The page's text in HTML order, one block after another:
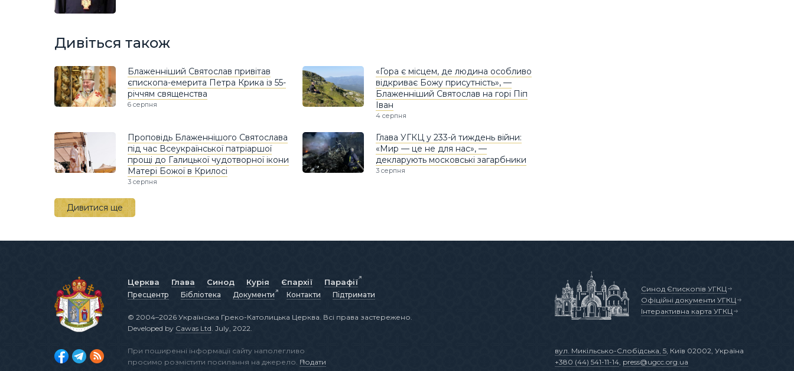
Дивіться також
Блаженніший Святослав привітав
єпископа-емерита Петра Крика із 55-
річчям священства
6 серпня
«Гора є місцем, де людина особливо
відкриває Божу присутність», —
Блаженніший Святослав на горі Піп
Іван
4 серпня
Проповідь Блаженнішого Святослава
під час Всеукраїнської патріаршої
прощі до Галицької чудотворної ікони
Матері Божої в Крилосі
3 серпня
Глава УГКЦ у 233-й тиждень війни:
«Мир — це не для нас», —
декларують московські загарбники
3 серпня
Дивитися ще
Церква Глава Синод Курія Єпархії Парафії
Пресцентр Бібліотека Документи Контакти Підтримати
вул. Микільсько-Слобідська, 5 , Київ 02002, Україна
+380 (44) 541-11-14 press@ugcc.org.ua
Синод Єпископів УГКЦ
Офіційні документи УГКЦ
Інтерактивна карта УГКЦ
© 2004–2026 Українська Греко-Католицька Церква. Всі права застережено.
Developed by Cawas Ltd. July, 2022.
При поширенні інформації сайту наполегливо
просимо розмістити посилання на джерело. Подати